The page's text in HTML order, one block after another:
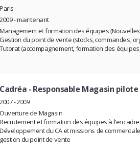
Paris
2009 - maintenant
Management et formation des équipes
Gestion du point de vente (stocks, commandes,
Tutorat (accompagnement, formation des
Cadréa - Responsable Magasin pilote
2007 - 2009
Ouverture de Magasin
Recrutement et formation des équipes à
Développement du CA et missions de
gestion du point de vente